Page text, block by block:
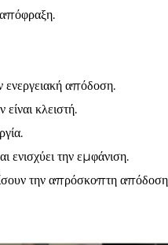
απόφραξη.
απόδοση.
κλειστή.
ενισχύει την εμφάνιση.
την απρόσκοπτη απόδοση